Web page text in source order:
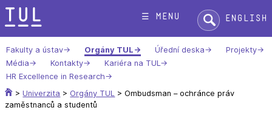
Přeskok
na
text
☰ menu Hledat:English
Fakulty a ústav Orgány TUL Úřední deska
Projekty
Média
Kontakty
Kariéra na TUL
HR Excellence in Research
> Univerzita > Orgány TUL >Ombudsman – ochránce práv
zaměstnanců a studentů